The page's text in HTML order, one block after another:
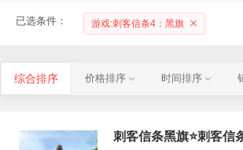
已选条件： 游戏:刺客信条4：黑旗
综合排序 价格排序 时间排序
刺客信条黑旗⭐️刺客信